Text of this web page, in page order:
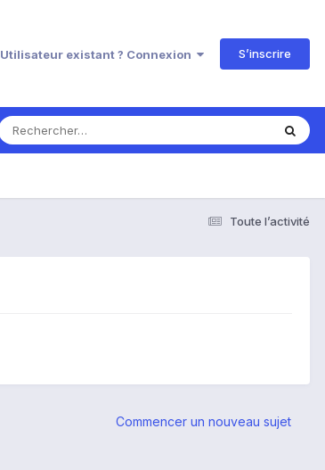
Utilisateur existant ? Connexion S’inscrire
Toute l’activité
Commencer un nouveau sujet